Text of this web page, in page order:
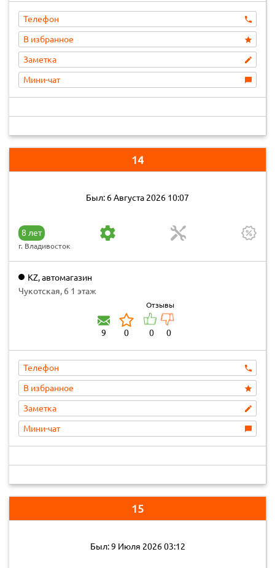
Телефон
В избранное
Заметка
Мини-чат
14
Был: 6 Августа 2026 10:07
8 лет
г. Владивосток
KZ, автомагазин
Чукотская, 6 1 этаж
9 0
Отзывы
0 0
Телефон
В избранное
Заметка
Мини-чат
15
Был: 9 Июля 2026 03:12